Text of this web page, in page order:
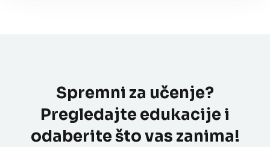
Spremni za učenje?
Pregledajte edukacije i
odaberite što vas zanima!